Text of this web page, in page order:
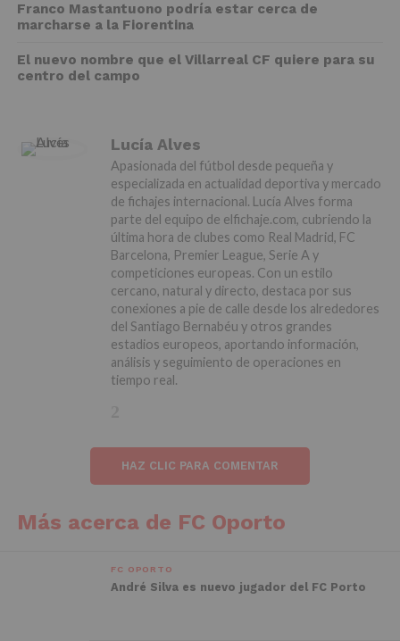
Franco Mastantuono podría estar cerca de
marcharse a la Fiorentina
El nuevo nombre que el Villarreal CF quiere para su
centro del campo
Lucía Alves
Apasionada del fútbol desde pequeña y
especializada en actualidad deportiva y mercado
de fichajes internacional. Lucía Alves forma
parte del equipo de elfichaje.com, cubriendo la
última hora de clubes como Real Madrid, FC
Barcelona, Premier League, Serie A y
competiciones europeas. Con un estilo
cercano, natural y directo, destaca por sus
conexiones a pie de calle desde los alrededores
del Santiago Bernabéu y otros grandes
estadios europeos, aportando información,
análisis y seguimiento de operaciones en
tiempo real.
HAZ CLIC PARA COMENTAR
Más acerca de FC Oporto
FC OPORTO
André Silva es nuevo jugador del FC Porto